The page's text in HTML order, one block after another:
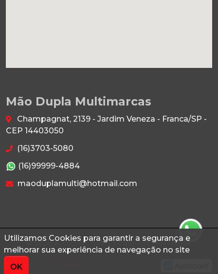
Utilizamos Cookies para garantir a segurança e
melhorar sua experiência de navegação no site
OK
Mão Dupla Multimarcas
Champagnat, 2139 - Jardim Veneza - Franca/SP -
CEP 14403050
(16)3703-5080
(16)99999-4884
maoduplamulti@hotmail.com
© 2026 Autoconf. Todos os direitos reservados.
Termos